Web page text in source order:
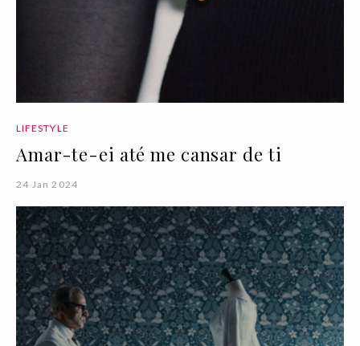
LIFESTYLE
Amar-te-ei até me cansar de ti
24 Jan 2024